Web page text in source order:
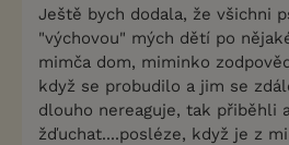
Ještě bych dodala, že všichni
"výchovou" mých dětí po
mimča dom, miminko
když se probudilo a jim se
dlouho nereaguje, tak přiběhli
žďuchat....posléze, když je z